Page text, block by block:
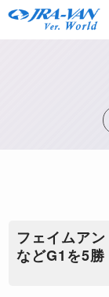
フェイムア
などG1を5勝